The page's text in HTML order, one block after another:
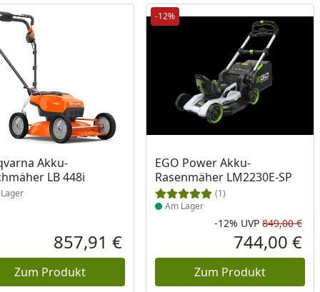
Akku-
LB 448i
am Lager
Aktueller Preis
857,91 €
Zum Produkt
-12%
EGO Power Akku-
Rasenmäher LM2230E-SP
(1)
Produkt am Lager
Am Lager
-12% UVP 849,00 €
744,00 €
Zum Produkt